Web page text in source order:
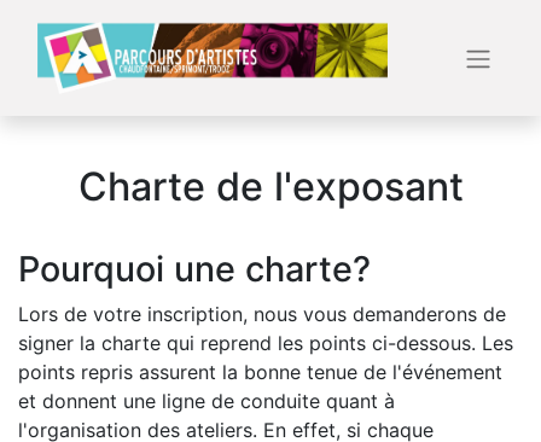
Charte de l'exposant
Pourquoi une charte?
Lors de votre inscription, nous vous demanderons de
signer la charte qui reprend les points ci-dessous. Les
points repris assurent la bonne tenue de l'événement
et donnent une ligne de conduite quant à
l'organisation des ateliers. En effet, si chaque